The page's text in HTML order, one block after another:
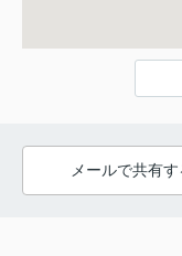
メールで共有す